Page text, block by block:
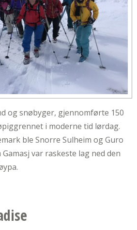
og snøbyger, gjennomførte 150
i moderne tid lørdag.
ble Snorre Sulheim og Guro
var raskeste lag ned den